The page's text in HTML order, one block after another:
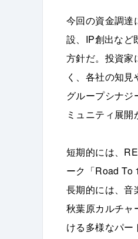
今回の資金調達
設、IP創出など
方針だ。投資家
く、各社の知
グループシナジ
ミュニティ展開
短期的には、
ーク「Road To
長期的には、音
秋葉原カルチャ
ける多様なパー